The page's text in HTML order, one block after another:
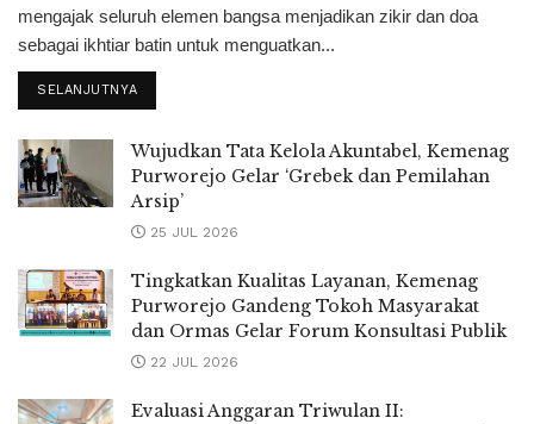
mengajak seluruh elemen bangsa menjadikan zikir dan doa
sebagai ikhtiar batin untuk menguatkan...
SELANJUTNYA
Wujudkan Tata Kelola Akuntabel, Kemenag
Purworejo Gelar ‘Grebek dan Pemilahan
Arsip’
25 JUL 2026
Tingkatkan Kualitas Layanan, Kemenag
Purworejo Gandeng Tokoh Masyarakat
dan Ormas Gelar Forum Konsultasi Publik
22 JUL 2026
Evaluasi Anggaran Triwulan II: